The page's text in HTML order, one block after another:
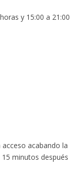
y 15:00 a 21:00
acabando la
minutos después